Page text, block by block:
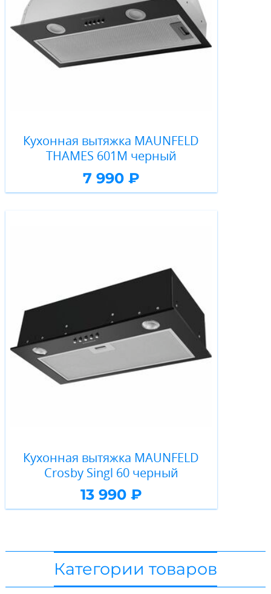
Кухонная вытяжка MAUNFELD
THAMES 601M черный
7 990 ₽
Кухонная вытяжка MAUNFELD
Crosby Singl 60 черный
13 990 ₽
Категории товаров